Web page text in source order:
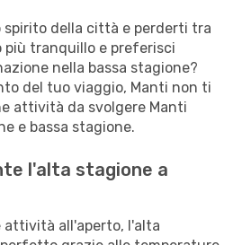
spirito della città e perderti tra
più tranquillo e preferisci
nella bassa stagione?
del tuo viaggio, Manti non ti
attività da svolgere Manti
e bassa stagione.
l'alta stagione a
attività all'aperto, l'alta